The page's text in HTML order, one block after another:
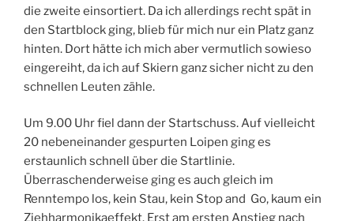
die zweite einsortiert. Da ich allerdings recht spät in
den Startblock ging, blieb für mich nur ein Platz ganz
hinten. Dort hätte ich mich aber vermutlich sowieso
eingereiht, da ich auf Skiern ganz sicher nicht zu den
schnellen Leuten zähle.
Um 9.00 Uhr fiel dann der Startschuss. Auf vielleicht
20 nebeneinander gespurten Loipen ging es
erstaunlich schnell über die Startlinie.
Überraschenderweise ging es auch gleich im
Renntempo los, kein Stau, kein Stop and Go, kaum ein
Ziehharmonikaeffekt. Erst am ersten Anstieg nach